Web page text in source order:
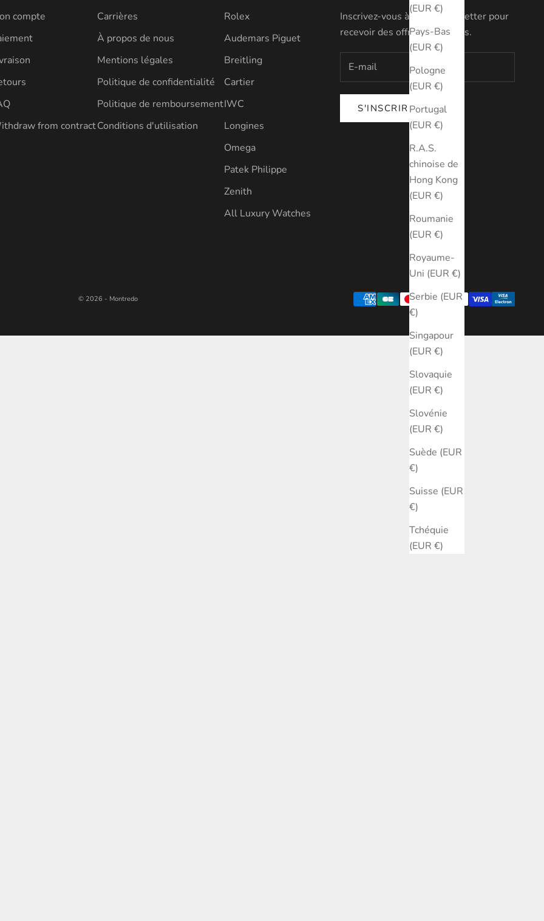
(EUR €)
Pays-Bas
(EUR €)
Pologne
(EUR €)
Portugal
(EUR €)
R.A.S.
chinoise de
Hong Kong
(EUR €)
Roumanie
(EUR €)
Royaume-
Uni (EUR €)
Serbie (EUR
€)
Singapour
(EUR €)
Slovaquie
(EUR €)
Slovénie
(EUR €)
Suède (EUR
€)
Suisse (EUR
€)
Tchéquie
(EUR €)
compte
from contract
Carrières
À propos de nous
Mentions légales
Politique de confidentialité
Politique de remboursement
Conditions d'utilisation
Rolex
Audemars Piguet
Breitling
Cartier
IWC
Longines
Omega
Patek Philippe
Zenith
All Luxury Watches
Inscrivez-vous à notre newsletter pour
recevoir des offres exclusives.
S'INSCRIRE
© 2026 - Montredo